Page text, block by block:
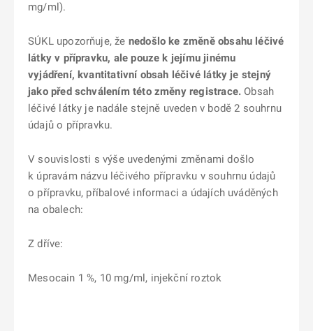
mg/ml).
SÚKL upozorňuje, že nedošlo ke změně obsahu léčivé
látky v přípravku, ale pouze k jejímu jinému
vyjádření, kvantitativní obsah léčivé látky je stejný
jako před schválením této změny registrace. Obsah
léčivé látky je nadále stejně uveden v bodě 2 souhrnu
údajů o přípravku.
V souvislosti s výše uvedenými změnami došlo
k úpravám názvu léčivého přípravku v souhrnu údajů
o přípravku, příbalové informaci a údajích uváděných
na obalech:
Z dříve:
Mesocain 1 %, 10 mg/ml, injekční roztok